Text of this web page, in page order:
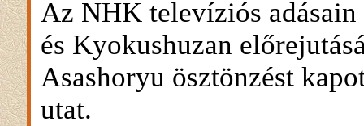
Az NHK televíziós
és Kyokushuzan
Asashoryu ösztönzést
utat.